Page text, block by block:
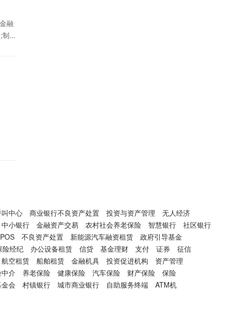
融
制...
中心 商业银行不良资产处置 投资与资产管理
无人经济
中小银行 金融资产交易 农村社会养老保险 智慧银行
社区银行
不良资产处置 新能源汽车融资租赁
政府引导基金
险经纪 办公设备租赁 信贷 基金理财 支付 证券
征信
航空租赁 船舶租赁 金融机具 投资促进机构
资产管理
介 养老保险 健康保险 汽车保险 财产保险
保险
会 村镇银行 城市商业银行 自助服务终端
ATM机